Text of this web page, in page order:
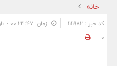
ناوبری
خانه
کد خبر : 1111982 زمان: ۰۰:۲۳:۴۷ - تاریخ: ۱۴۰۳/۱۱/۲۰
0